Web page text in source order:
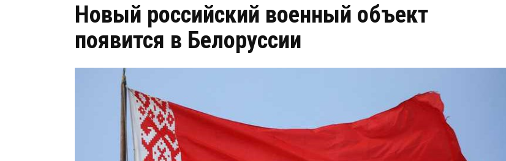
Новый российский военный объект
появится в Белоруссии